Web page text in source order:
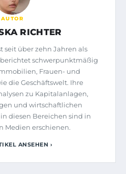
AUTOR
RICHTER
seit über zehn Jahren als
schwerpunktmäßig
Frauen- und
die Geschäftswelt. Ihre
zu Kapitalanlagen,
und wirtschaftlichen
diesen Bereichen sind in
Medien erschienen.
ANSEHEN ›